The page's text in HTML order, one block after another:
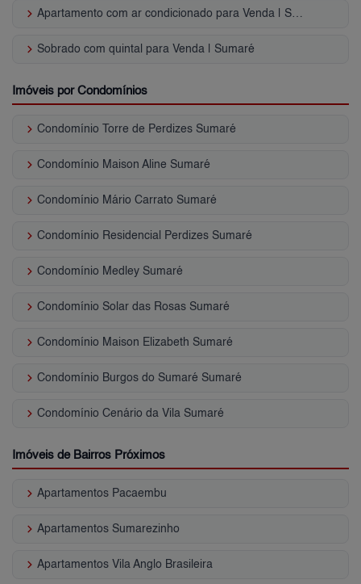
keyboard_arrow_right Apartamento com ar condicionado para Venda | Sumaré
keyboard_arrow_right Sobrado com quintal para Venda | Sumaré
Imóveis por Condomínios
keyboard_arrow_right Condomínio Torre de Perdizes Sumaré
keyboard_arrow_right Condomínio Maison Aline Sumaré
keyboard_arrow_right Condomínio Mário Carrato Sumaré
keyboard_arrow_right Condomínio Residencial Perdizes Sumaré
keyboard_arrow_right Condomínio Medley Sumaré
keyboard_arrow_right Condomínio Solar das Rosas Sumaré
keyboard_arrow_right Condomínio Maison Elizabeth Sumaré
keyboard_arrow_right Condomínio Burgos do Sumaré Sumaré
keyboard_arrow_right Condomínio Cenário da Vila Sumaré
Imóveis de Bairros Próximos
keyboard_arrow_right Apartamentos Pacaembu
keyboard_arrow_right Apartamentos Sumarezinho
keyboard_arrow_right Apartamentos Vila Anglo Brasileira